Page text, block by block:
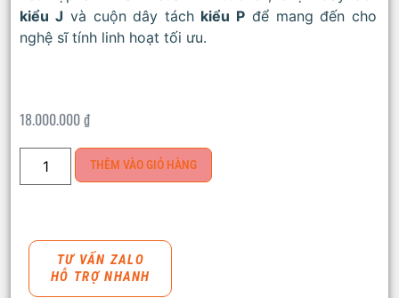
kiểu J và cuộn dây tách kiểu Pđể mang đến cho
nghệ sĩ tính linh hoạt tối ưu.
18.000.000₫
THÊM VÀO GIỎ HÀNG
TƯ VẤN ZALO
HỖ TRỢ NHANH